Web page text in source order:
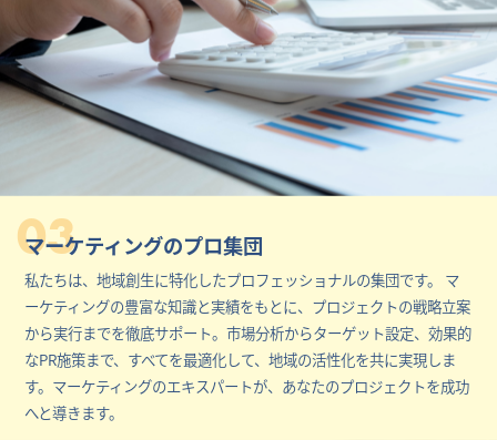
03
マーケティングのプロ集団
私たちは、地域創生に特化したプロフェッショナルの集団です。 マ
ーケティングの豊富な知識と実績をもとに、プロジェクトの戦略立案
から実行までを徹底サポート。市場分析からターゲット設定、効果的
なPR施策まで、すべてを最適化して、地域の活性化を共に実現しま
す。マーケティングのエキスパートが、あなたのプロジェクトを成功
へと導きます。